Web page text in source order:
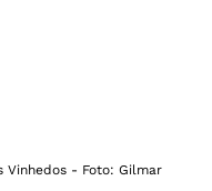
Vinhedos - Foto: Gilmar